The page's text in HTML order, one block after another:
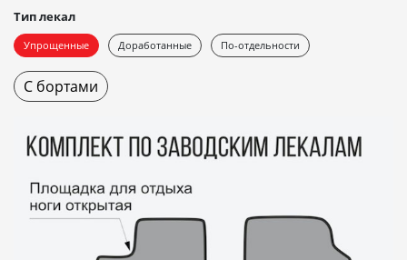
Тип лекал
Упрощенные Доработанные По-отдельности
С бортами